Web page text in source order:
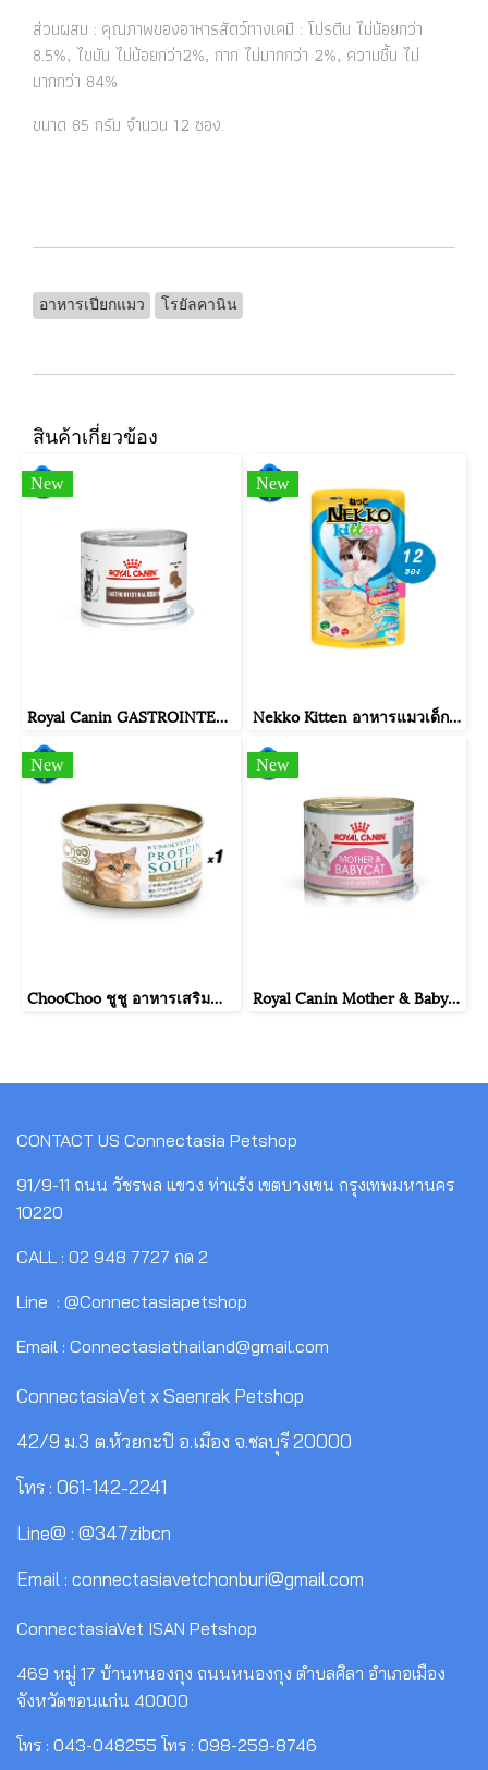
ส่วนผสม : คุณภาพของอาหารสัตว์ทางเคมี : โปรตีน ไม่น้อยกว่า
8.5%, ไขมัน ไม่น้อยกว่า2%, กาก ไม่มากกว่า 2%, ความชื้น ไม่
มากกว่า 84%
ขนาด 85 กรัม จำนวน 12 ซอง.
อาหารเปียกแมว โรยัลคานิน
สินค้าเกี่ยวข้อง
New
Royal Canin GASTROINTESTINAL KITTEN ขนาดกระป๋อง 195 กรัม.
New
Nekko Kitten อาหารแมวเด็ก ทูน่ามูสผสมนมแพะ 70g. (สีฟ้า) จำนวน 12 ซอง.
New
ChooChoo ชูชู อาหารเสริมบำรุงแมว ซุปปลาสกัดเข้มข้น สำหรับแมว ขนาด 80 กรัม จำนวน 1 กระป๋อง
New
Royal Canin Mother & Babycat Mousse ขนาดกระป๋อง 195 กรัม จำนวน 1กระป๋อง
CONTACT US Connectasia Petshop
91/9-11 ถนน วัชรพล แขวง ท่าแร้ง เขตบางเขน กรุงเทพมหานคร
10220
CALL : 02 948 7727 กด 2
Line : @Connectasiapetshop
Email : Connectasiathailand@gmail.com
ConnectasiaVet x Saenrak Petshop
42/9 ม.3 ต.ห้วยกะปิ อ.เมือง จ.ชลบุรี 20000
โทร : 061-142-2241
Line@ : @347zibcn
Email : connectasiavetchonburi@gmail.com
ConnectasiaVet ISAN Petshop
469 หมู่ 17 บ้านหนองกุง ถนนหนองกุง ตำบลศิลา อำเภอเมือง
จังหวัดขอนแก่น 40000
โทร : 043-048255 โทร : 098-259-8746